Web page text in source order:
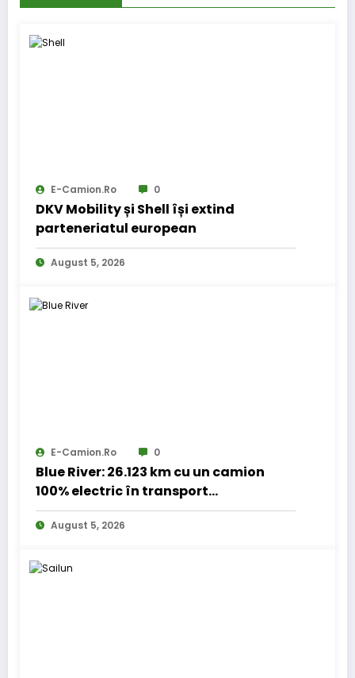
E-Camion.ro 0
DKV Mobility și Shell își extind
parteneriatul european
August 5, 2026
E-Camion.ro 0
Blue River: 26.123 km cu un camion
100% electric în transport
internațional
August 5, 2026